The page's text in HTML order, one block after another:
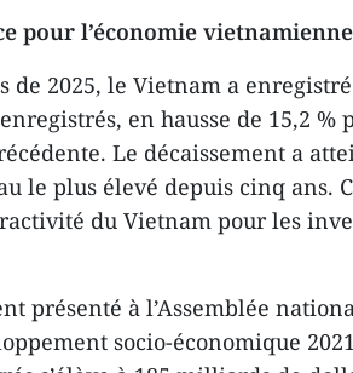
pour l’économie vietnamienne
de 2025, le Vietnam a
en hausse de 15,2 %
Le décaissement a
le plus élevé depuis cinq ans.
du Vietnam pour les
présenté à l’Assemblée
socio-économique